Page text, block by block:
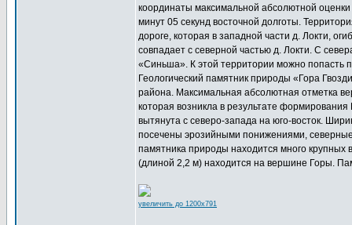
координаты максимальной абсолютной
минут 05 секунд восточной долготы.
дороге, которая в западной части д. Локти,
совпадает с северной частью д. Локти. С
«Синьша». К этой территории можно попасть
Геологический памятник природы «Гора
района. Максимальная абсолютная отметка
которая возникла в результате
вытянута с северо-запада на юго-восток.
посечены эрозийными понижениями,
памятника природы находится много крупных
(длиной 2,2 м) находится на вершине Горы.
увеличить до 1200x791